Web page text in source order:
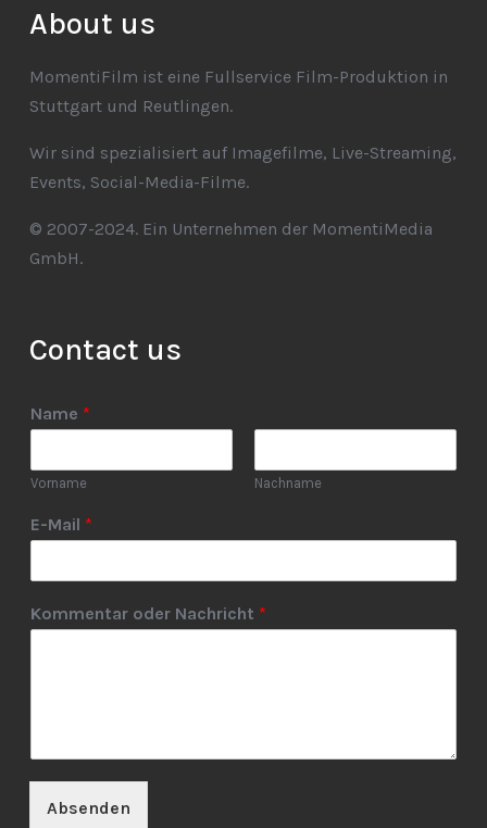
About us
MomentiFilm ist eine Fullservice Film-Produktion in
Stuttgart und Reutlingen.
Wir sind spezialisiert auf Imagefilme, Live-Streaming,
Events, Social-Media-Filme.
© 2007-2024. Ein Unternehmen der MomentiMedia
GmbH.
Contact us
Name *
Vorname Nachname
E-Mail *
Kommentar oder Nachricht *
Absenden